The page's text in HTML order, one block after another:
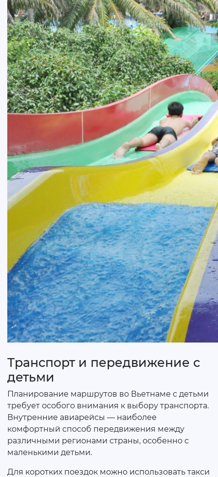
Транспорт и передвижение с
детьми
Планирование маршрутов во Вьетнаме с детьми
требует особого внимания к выбору транспорта.
Внутренние авиарейсы — наиболее
комфортный способ передвижения между
различными регионами страны, особенно с
маленькими детьми.
Для коротких поездок можно использовать такси